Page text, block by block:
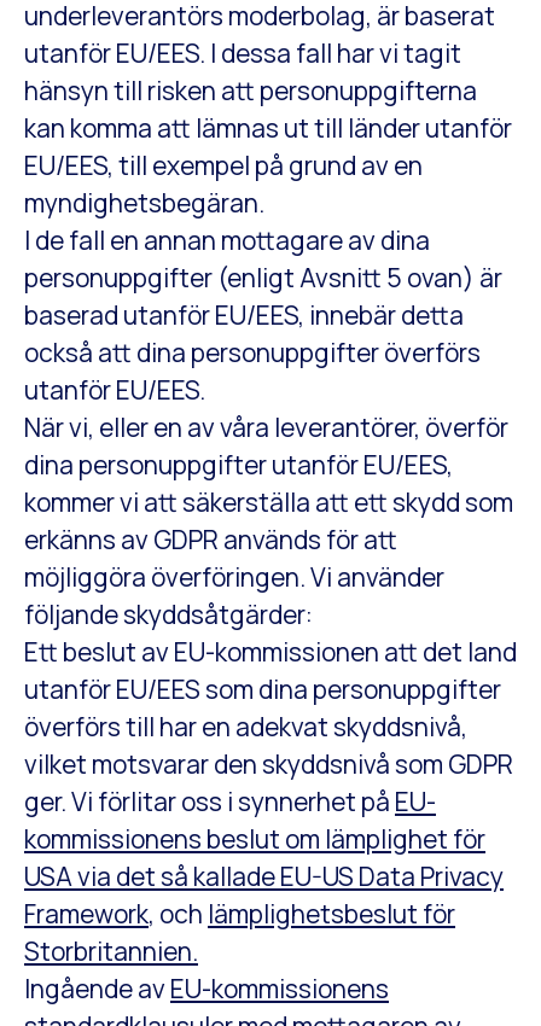
underleverantörs moderbolag, är baserat
utanför EU/EES. I dessa fall har vi tagit
hänsyn till risken att personuppgifterna
kan komma att lämnas ut till länder utanför
EU/EES, till exempel på grund av en
myndighetsbegäran.
I de fall en annan mottagare av dina
personuppgifter (enligt Avsnitt 5 ovan) är
baserad utanför EU/EES, innebär detta
också att dina personuppgifter överförs
utanför EU/EES.
När vi, eller en av våra leverantörer, överför
dina personuppgifter utanför EU/EES,
kommer vi att säkerställa att ett skydd som
erkänns av GDPR används för att
möjliggöra överföringen. Vi använder
följande skyddsåtgärder:
Ett beslut av EU-kommissionen att det land
utanför EU/EES som dina personuppgifter
överförs till har en adekvat skyddsnivå,
vilket motsvarar den skyddsnivå som GDPR
ger. Vi förlitar oss i synnerhet på EU-
kommissionens beslut om lämplighet för
USA via det så kallade EU-US Data Privacy
Framework, och lämplighetsbeslut för
Storbritannien.
Ingående av EU-kommissionens